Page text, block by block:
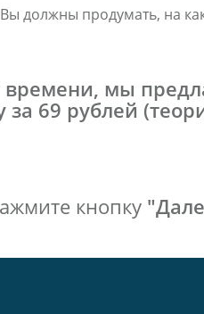
должны продумать, на
времени, мы
69 рублей
кнопку